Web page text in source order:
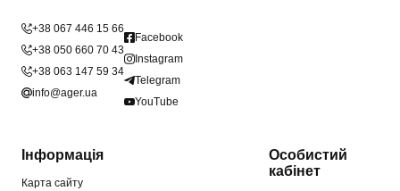
+38 067 446 15 66
+38 050 660 70 43
+38 063 147 59 34
info@ager.ua
Facebook
Instagram
Telegram
YouTube
Інформація
Карта сайту
Особистий
кабінет